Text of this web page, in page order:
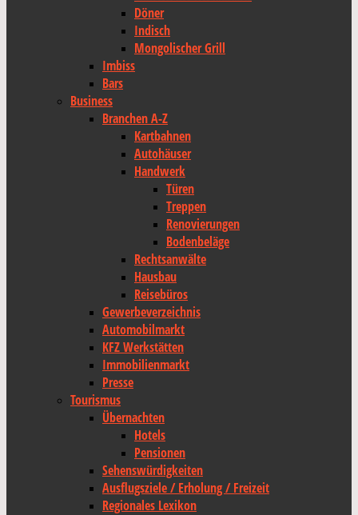
Döner
Indisch
Mongolischer Grill
Imbiss
Bars
Business
Branchen A-Z
Kartbahnen
Autohäuser
Handwerk
Türen
Treppen
Renovierungen
Bodenbeläge
Rechtsanwälte
Hausbau
Reisebüros
Gewerbeverzeichnis
Automobilmarkt
KFZ Werkstätten
Immobilienmarkt
Presse
Tourismus
Übernachten
Hotels
Pensionen
Sehenswürdigkeiten
Ausflugsziele / Erholung / Freizeit
Regionales Lexikon